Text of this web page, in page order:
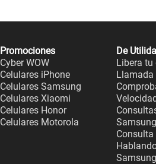
Promociones
Cyber WOW
Celulares iPhone
Celulares Samsung
Celulares Xiaomi
Celulares Honor
Celulares Motorola
De
Libera tu
Llamada
Consulta